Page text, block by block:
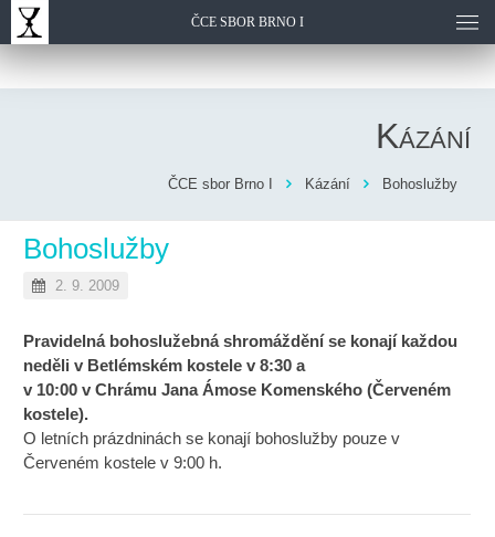
ČCE SBOR BRNO I
Kázání
ČCE sbor Brno I Kázání Bohoslužby
Bohoslužby
2. 9. 2009
Pravidelná bohoslužebná shromáždění se konají každou
neděli v Betlémském kostele v 8:30 a
v 10:00 v Chrámu Jana Ámose Komenského (Červeném
kostele).
O letních prázdninách se konají bohoslužby pouze v
Červeném kostele v 9:00 h.